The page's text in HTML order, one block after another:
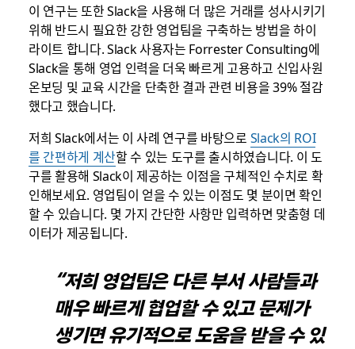
이 연구는 또한 Slack을 사용해 더 많은 거래를 성사시키기
위해 반드시 필요한 강한 영업팀을 구축하는 방법을 하이
라이트 합니다. Slack 사용자는 Forrester Consulting에
Slack을 통해 영업 인력을 더욱 빠르게 고용하고 신입사원
온보딩 및 교육 시간을 단축한 결과 관련 비용을 39% 절감
했다고 했습니다.
저희 Slack에서는 이 사례 연구를 바탕으로 Slack의 ROI
를 간편하게 계산할 수 있는 도구를 출시하였습니다. 이 도
구를 활용해 Slack이 제공하는 이점을 구체적인 수치로 확
인해보세요. 영업팀이 얻을 수 있는 이점도 몇 분이면 확인
할 수 있습니다. 몇 가지 간단한 사항만 입력하면 맞춤형 데
이터가 제공됩니다.
“저희 영업팀은 다른 부서 사람들과
매우 빠르게 협업할 수 있고 문제가
생기면 유기적으로 도움을 받을 수 있